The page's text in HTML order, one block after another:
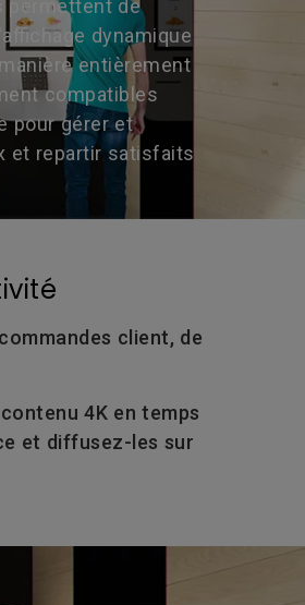
permettent de
dynamique
entièrement
compatibles
pour gérer et
et repartir satisfaits
client, de
4K en temps
et diffusez-les sur